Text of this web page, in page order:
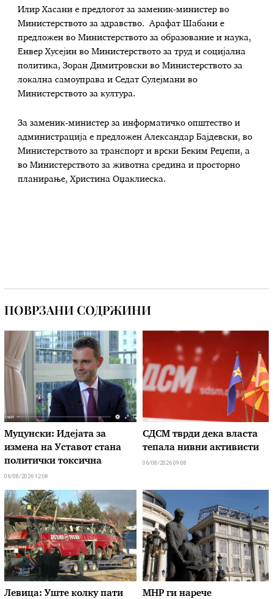
Илир Хасани е предлогот за заменик-министер во
Министерството за здравство. Арафат Шабани е
предложен во Министерството за образование и наука,
Енвер Хусејин во Министерството за труд и социјална
политика, Зоран Димитровски во Министерството за
локална самоуправа и Седат Сулејмани во
Министерството за култура.
За заменик-министер за информатичко општество и
администрација е предложен Александар Бајдевски, во
Министерството за транспорт и врски Беким Реџепи, а
во Министерството за животна средина и просторно
планирање, Христина Оџаклиеска.
ПОВРЗАНИ СОДРЖИНИ
Муцунски: Идејата за
измена на Уставот стана
политички токсична
06/08/2026 12:08
СДСМ тврди дека власта
тепала нивни активисти
06/08/2026 09:08
Левица: Уште колку пати
МНР ги нарече